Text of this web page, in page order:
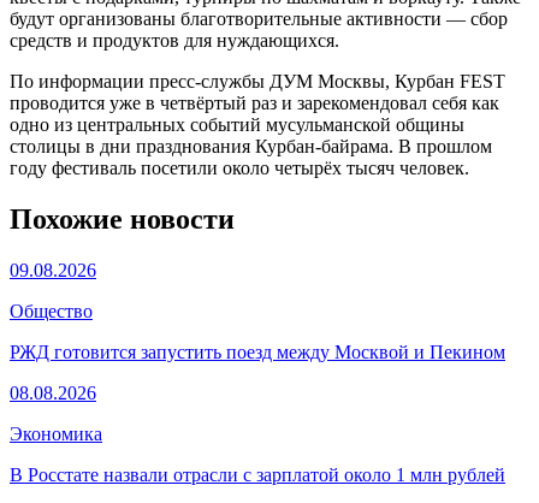
будут организованы благотворительные активности — сбор
средств и продуктов для нуждающихся.
По информации пресс-службы ДУМ Москвы, Курбан FEST
проводится уже в четвёртый раз и зарекомендовал себя как
одно из центральных событий мусульманской общины
столицы в дни празднования Курбан-байрама. В прошлом
году фестиваль посетили около четырёх тысяч человек.
Похожие новости
09.08.2026
Общество
РЖД готовится запустить поезд между Москвой и Пекином
08.08.2026
Экономика
В Росстате назвали отрасли с зарплатой около 1 млн рублей